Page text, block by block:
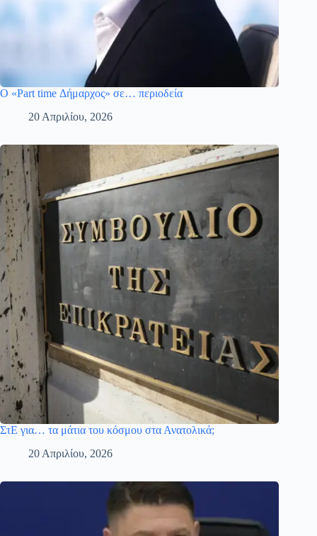
Ο «Part time Δήμαρχος» σε… περιοδεία
20 Απριλίου, 2026
ΣτΕ για… τα μάτια του κόσμου στα Ανατολικά;
20 Απριλίου, 2026